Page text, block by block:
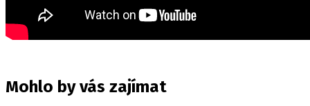
Mohlo by vás zajímat